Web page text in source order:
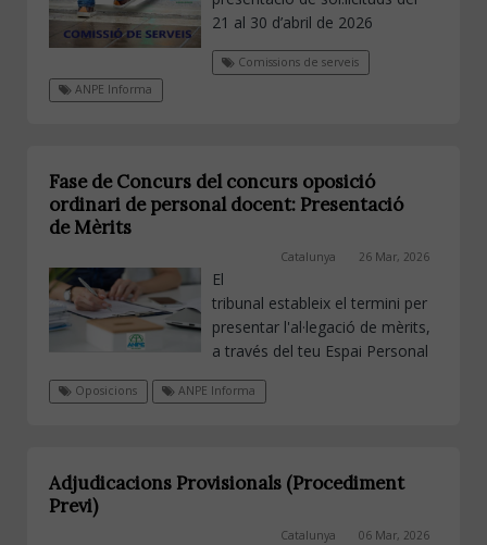
21 al 30 d’abril de 2026
Comissions de serveis
ANPE Informa
Fase de Concurs del concurs oposició
ordinari de personal docent: Presentació
de Mèrits
Catalunya 26 Mar, 2026
El
tribunal estableix el termini per
presentar l'al·legació de mèrits,
a través del teu Espai Personal
Oposicions ANPE Informa
Adjudicacions Provisionals (Procediment
Previ)
Catalunya 06 Mar, 2026